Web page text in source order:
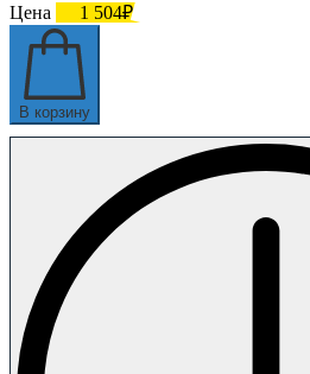
Цена
1 504₽
В корзину